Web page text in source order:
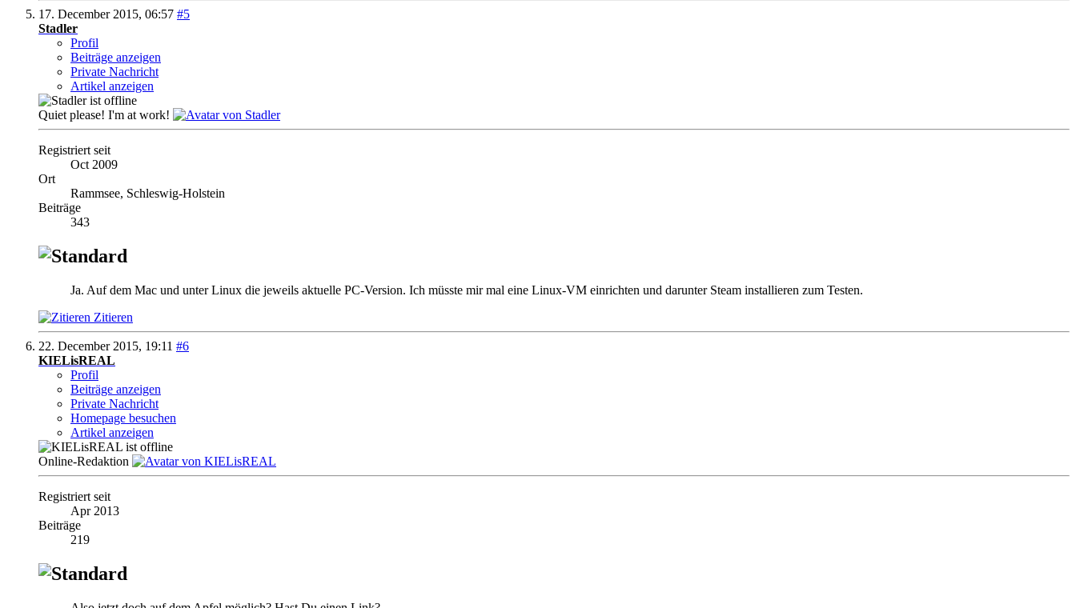
17. December 2015, 06:57 #5
Stadler
Profil
Beiträge anzeigen
Private Nachricht
Artikel anzeigen
Quiet please! I'm at work!
Registriert seit
Oct 2009
Ort
Rammsee, Schleswig-Holstein
Beiträge
343
Ja. Auf dem Mac und unter Linux die jeweils aktuelle PC-Version. Ich müsste mir mal eine Linux-VM einrichten und darunter Steam installieren zum Testen.
Zitieren
22. December 2015, 19:11 #6
KIELisREAL
Profil
Beiträge anzeigen
Private Nachricht
Homepage besuchen
Artikel anzeigen
Online-Redaktion
Registriert seit
Apr 2013
Beiträge
219